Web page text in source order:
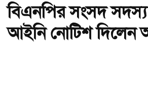
বিএনপির সংসদ সদস্য
আইনি নোটিশ দিলেন